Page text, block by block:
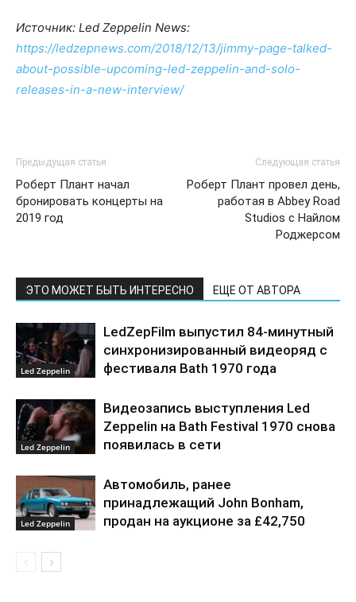
Источник: Led Zeppelin News:
https://ledzepnews.com/2018/12/13/jimmy-page-talked-
about-possible-upcoming-led-zeppelin-and-solo-
releases-in-a-new-interview/
Предыдущая статья
Роберт Плант начал
бронировать концерты на
2019 год
Следующая статья
Роберт Плант провел день,
работая в Abbey Road
Studios с Найлом
Роджерсом
ЭТО МОЖЕТ БЫТЬ ИНТЕРЕСНО ЕЩЕ ОТ АВТОРА
Led Zeppelin
LedZepFilm выпустил 84-минутный
синхронизированный видеоряд с
фестиваля Bath 1970 года
Led Zeppelin
Видеозапись выступления Led
Zeppelin на Bath Festival 1970 снова
появилась в сети
Led Zeppelin
Автомобиль, ранее
принадлежащий John Bonham,
продан на аукционе за £42,750